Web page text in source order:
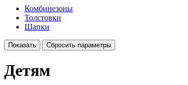
Комбинезоны
Толстовки
Шапки
Детям